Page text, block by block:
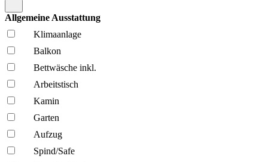
Allgemeine Ausstattung
Klima­anlage
Balkon
Bettwäsche inkl.
Arbeitstisch
Kamin
Garten
Aufzug
Spind/Safe